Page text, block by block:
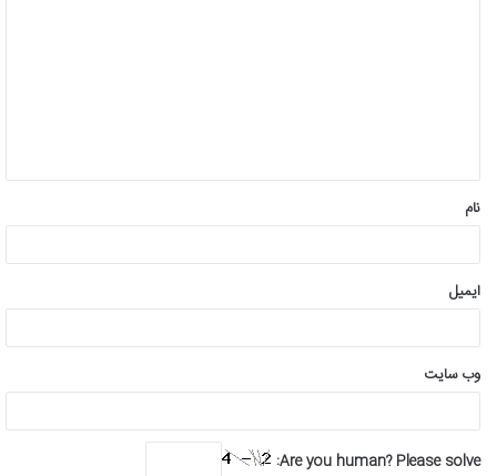
*
نام
ایمیل
وب‌ سایت
Are you human? Please solve: